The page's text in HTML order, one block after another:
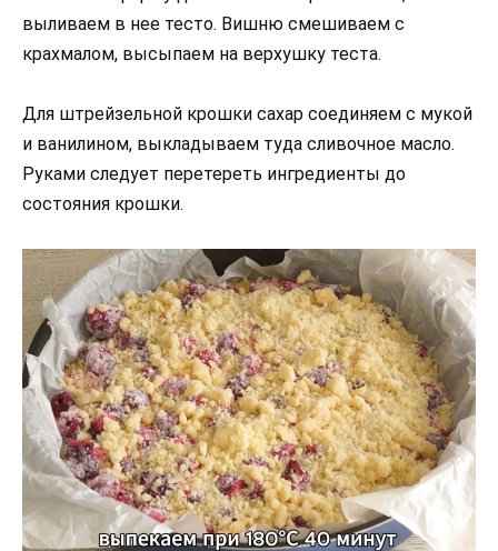
выливаем в нее тесто. Вишню смешиваем с
крахмалом, высыпаем на верхушку теста.
Для штрейзельной крошки сахар соединяем с мукой
и ванилином, выкладываем туда сливочное масло.
Руками следует перетереть ингредиенты до
состояния крошки.